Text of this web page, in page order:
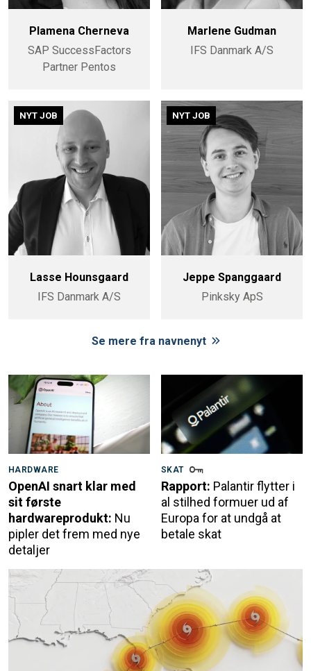
Plamena Cherneva
SAP SuccessFactors
Partner Pentos
Marlene Gudman
IFS Danmark A/S
NYT JOB
Lasse Hounsgaard
IFS Danmark A/S
NYT JOB
Jeppe Spanggaard
Pinksky ApS
Se mere fra navnenyt
HARDWARE
OpenAI snart klar med
sit første
hardwareprodukt: Nu
pipler det frem med nye
detaljer
SKAT
Rapport: Palantir flytter i
al stilhed formuer ud af
Europa for at undgå at
betale skat